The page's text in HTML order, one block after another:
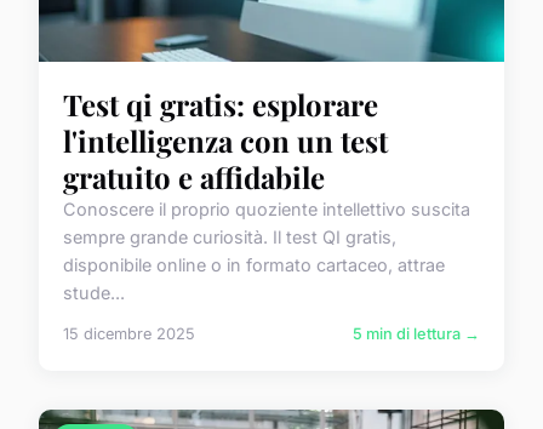
Test qi gratis: esplorare
l'intelligenza con un test
gratuito e affidabile
Conoscere il proprio quoziente intellettivo suscita
sempre grande curiosità. Il test QI gratis,
disponibile online o in formato cartaceo, attrae
stude...
15 dicembre 2025 5 min di lettura →